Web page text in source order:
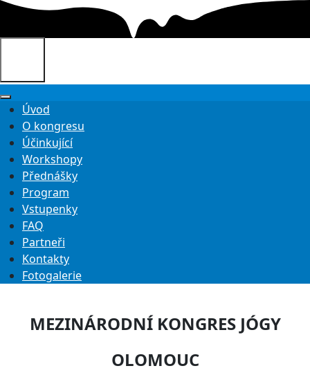
Úvod
O kongresu
Účinkující
Workshopy
Přednášky
Program
Vstupenky
FAQ
Partneři
Kontakty
Fotogalerie
MEZINÁRODNÍ KONGRES JÓGY
OLOMOUC